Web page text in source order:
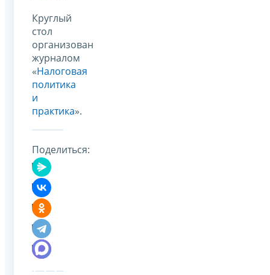
Круглый
стол
организован
журналом
«Налоговая
политика
и
практика».
Поделиться: